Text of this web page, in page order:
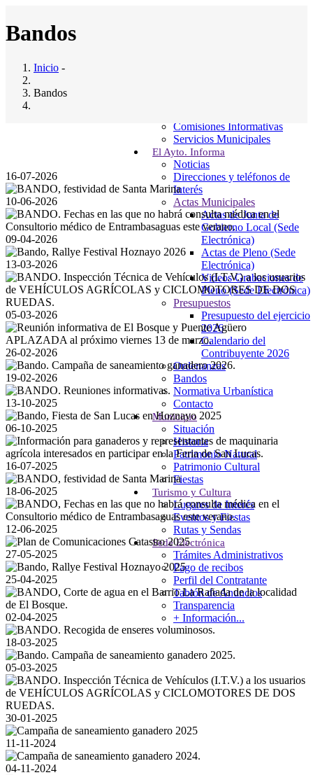
al
contenido
Comisiones Informativas
Servicios Municipales
El Ayto. Informa
Noticias
Direcciones y teléfonos de
Interés
Actas Municipales
Actas de Junta de
Gobierno Local (Sede
Electrónica)
Actas de Pleno (Sede
Electrónica)
Videos Grabaciones de
Pleno (Sede Electrónica)
Presupuestos
Presupuesto del ejercicio
2026
Calendario del
Contribuyente 2026
Ordenanzas
Bandos
Normativa Urbanística
Contacto
Municipio
Situación
Historia
Patrimonio Natural
Patrimonio Cultural
Fiestas
Turismo y Cultura
Lugares de Interés
Eventos y Fiestas
Rutas y Sendas
Sede Electrónica
Trámites Administrativos
Pago de recibos
Perfil del Contratante
Tablón de Anuncios
Transparencia
+ Información...
Bandos
Inicio -
Bandos
16-07-2026
10-06-2026
09-04-2026
13-03-2026
05-03-2026
26-02-2026
19-02-2026
13-10-2025
06-10-2025
16-07-2025
18-06-2025
12-06-2025
27-05-2025
25-04-2025
02-04-2025
18-03-2025
05-03-2025
30-01-2025
11-11-2024
04-11-2024